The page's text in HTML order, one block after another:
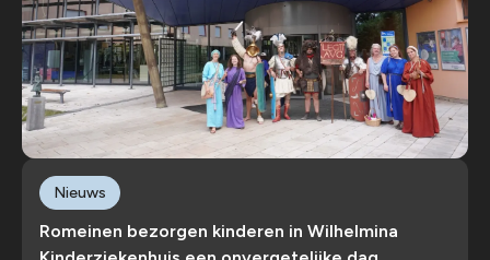
Romeinen bezorgen kinderen in Wilhelmina
Nieuws